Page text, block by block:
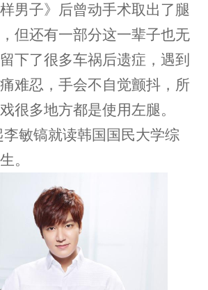
男子》后曾动手术取出了腿
但还有一部分这一辈子也无
下了很多车祸后遗症，遇到
难忍，手会不自觉颤抖，所
很多地方都是使用左腿。
镐就读韩国国民大学综
。